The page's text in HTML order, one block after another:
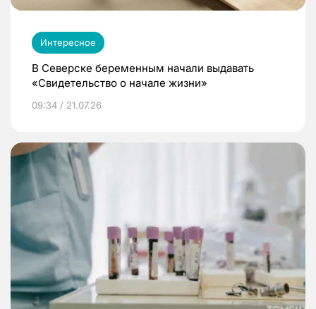
Интересное
В Северске беременным начали выдавать
«Свидетельство о начале жизни»
09:34 / 21.07.26